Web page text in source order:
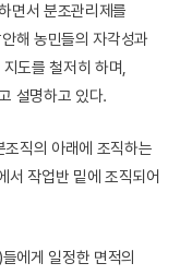
면서 분조관리제를
해 농민들의 자각성과
도를 철저히 하며,
설명하고 있다.
직의 아래에 조직하는
서 작업반 밑에 조직되어
에게 일정한 면적의